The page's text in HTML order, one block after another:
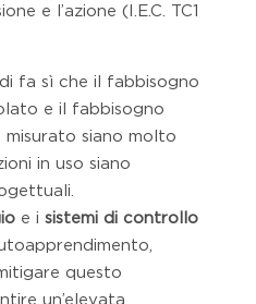
e l’azione (I.E.C. TC1
fa sì che il fabbisogno
e il fabbisogno
siano molto
in uso siano
e i sistemi di controllo
questo
un’elevata